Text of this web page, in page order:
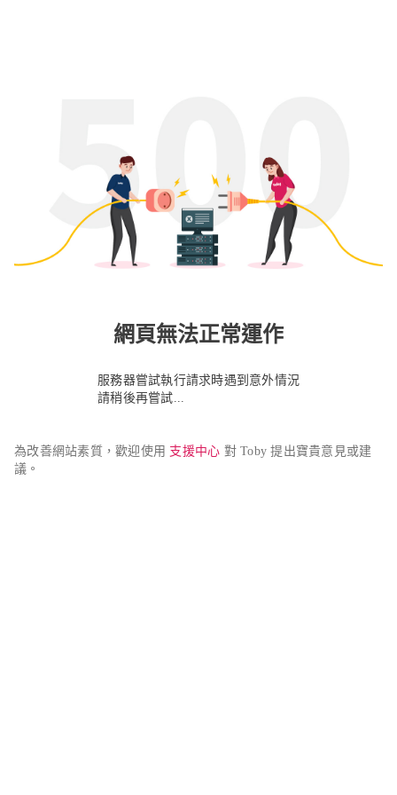
網頁無法正常運作
服務器嘗試執行請求時遇到意外情況
請稍後再嘗試...
為改善網站素質，歡迎使用 支援中心 對 Toby 提出寶貴意見或建
議。